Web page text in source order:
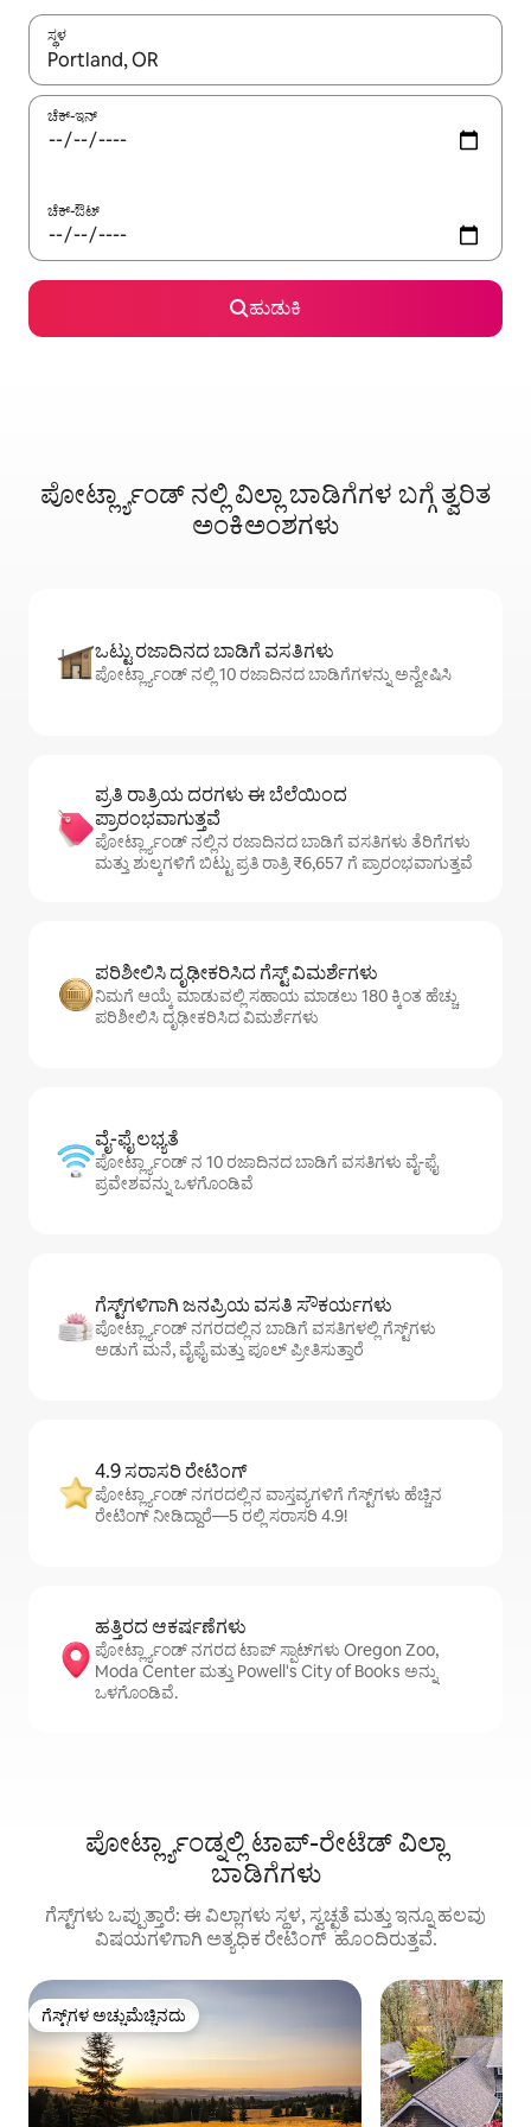
ಸ್ಥಳ
ಫಲಿತಾಂಶಗಳು ಲಭ್ಯವಿರುವಾಗ, ಅಪ್ ಮತ್ತು ಡೌನ್ ಬಾಣದ ಕೀಲಿಗಳೊಂದಿಗೆ
ಚೆಕ್-ಇನ್
ಚೆಕ್-ಔಟ್
ಹುಡುಕಿ
ಪೋರ್ಟ್ಲ್ಯಾಂಡ್ ನಲ್ಲಿ ವಿಲ್ಲಾ ಬಾಡಿಗೆಗಳ ಬಗ್ಗೆ ತ್ವರಿತ
ಅಂಕಿಅಂಶಗಳು
ಒಟ್ಟು ರಜಾದಿನದ ಬಾಡಿಗೆ ವಸತಿಗಳು
ಪೋರ್ಟ್ಲ್ಯಾಂಡ್ ನಲ್ಲಿ 10 ರಜಾದಿನದ ಬಾಡಿಗೆಗಳನ್ನು ಅನ್ವೇಷಿಸಿ
ಪ್ರತಿ ರಾತ್ರಿಯ ದರಗಳು ಈ ಬೆಲೆಯಿಂದ
ಪ್ರಾರಂಭವಾಗುತ್ತವೆ
ಪೋರ್ಟ್ಲ್ಯಾಂಡ್ ನಲ್ಲಿನ ರಜಾದಿನದ ಬಾಡಿಗೆ ವಸತಿಗಳು ತೆರಿಗೆಗಳು
ಮತ್ತು ಶುಲ್ಕಗಳಿಗೆ ಬಿಟ್ಟು ಪ್ರತಿ ರಾತ್ರಿ ₹6,657 ಗೆ ಪ್ರಾರಂಭವಾಗುತ್ತವೆ
ಪರಿಶೀಲಿಸಿ ದೃಢೀಕರಿಸಿದ ಗೆಸ್ಟ್ ವಿಮರ್ಶೆಗಳು
ನಿಮಗೆ ಆಯ್ಕೆ ಮಾಡುವಲ್ಲಿ ಸಹಾಯ ಮಾಡಲು 180 ಕ್ಕಿಂತ ಹೆಚ್ಚು
ಪರಿಶೀಲಿಸಿ ದೃಢೀಕರಿಸಿದ ವಿಮರ್ಶೆಗಳು
ವೈ-ಫೈ ಲಭ್ಯತೆ
ಪೋರ್ಟ್ಲ್ಯಾಂಡ್ ನ 10 ರಜಾದಿನದ ಬಾಡಿಗೆ ವಸತಿಗಳು ವೈ-ಫೈ
ಪ್ರವೇಶವನ್ನು ಒಳಗೊಂಡಿವೆ
ಗೆಸ್ಟ್‌ಗಳಿಗಾಗಿ ಜನಪ್ರಿಯ ವಸತಿ ಸೌಕರ್ಯಗಳು
ಪೋರ್ಟ್ಲ್ಯಾಂಡ್ ನಗರದಲ್ಲಿನ ಬಾಡಿಗೆ ವಸತಿಗಳಲ್ಲಿ ಗೆಸ್ಟ್‌ಗಳು
ಅಡುಗೆ ಮನೆ, ವೈಫೈ ಮತ್ತು ಪೂಲ್ ಪ್ರೀತಿಸುತ್ತಾರೆ
4.9 ಸರಾಸರಿ ರೇಟಿಂಗ್
ಪೋರ್ಟ್ಲ್ಯಾಂಡ್ ನಗರದಲ್ಲಿನ ವಾಸ್ತವ್ಯಗಳಿಗೆ ಗೆಸ್ಟ್‌ಗಳು ಹೆಚ್ಚಿನ
ರೇಟಿಂಗ್ ನೀಡಿದ್ದಾರೆ—5 ರಲ್ಲಿ ಸರಾಸರಿ 4.9!
ಹತ್ತಿರದ ಆಕರ್ಷಣೆಗಳು
ಪೋರ್ಟ್ಲ್ಯಾಂಡ್ ನಗರದ ಟಾಪ್ ಸ್ಪಾಟ್‌ಗಳು Oregon Zoo,
Moda Center ಮತ್ತು Powell's City of Books ಅನ್ನು
ಒಳಗೊಂಡಿವೆ.
ಪೋರ್ಟ್ಲ್ಯಾಂಡ್ನಲ್ಲಿ ಟಾಪ್-ರೇಟೆಡ್ ವಿಲ್ಲಾ
ಬಾಡಿಗೆಗಳು
ಗೆಸ್ಟ್‌ಗಳು ಒಪ್ಪುತ್ತಾರೆ: ಈ ವಿಲ್ಲಾಗಳು ಸ್ಥಳ, ಸ್ವಚ್ಛತೆ ಮತ್ತು ಇನ್ನೂ ಹಲವು
ವಿಷಯಗಳಿಗಾಗಿ ಅತ್ಯಧಿಕ ರೇಟಿಂಗ್ ‌ ಹೊಂದಿರುತ್ತವೆ.
ಗೆಸ್ಟ್‌ಗಳ ಅಚ್ಚುಮೆಚ್ಚಿನದು
ಗೆಸ್ಟ್‌ಗಳ ಅಚ್ಚುಮೆಚ್ಚಿನದು